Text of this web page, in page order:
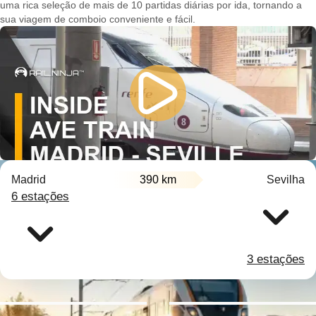
uma rica seleção de mais de 10 partidas diárias por ida, tornando a
sua viagem de comboio conveniente e fácil.
Madrid 390 km Sevilha
6 estações
3 estações